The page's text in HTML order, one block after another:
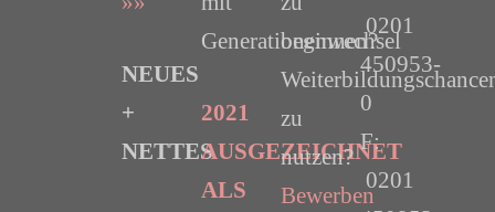
NEUES
+
NETTES
Generationenwechsel
2021
AUSGEZEICHNET
ALS
beginnen?
zu
nutzen?
Bewerben
0201
450953-
0
F:
0201